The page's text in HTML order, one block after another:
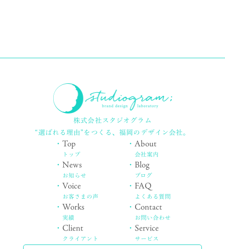
株式会社スタジオグラム
“選ばれる理由”をつくる、福岡のデザイン会社。
・Top
トップ
・News
お知らせ
・Voice
お客さまの声
・Works
実績
・ Client
クライアント
・About
会社案内
・ Blog
ブログ
・ FAQ
よくある質問
・ Contact
お問い合わせ
・ Service
サービス